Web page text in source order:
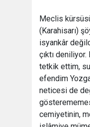
Meclis
(Karahisarı)
isyankâr
çıktı
tetkik ettim,
efendim
neticesi de
cemiyetinin,